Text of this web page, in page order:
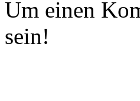
Um einen
sein!